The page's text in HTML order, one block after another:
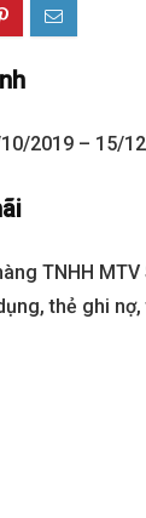
2019 – 15/
TNHH MTV
thẻ ghi